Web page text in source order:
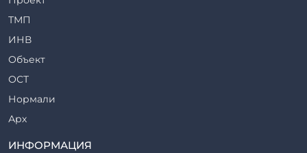
Ригели железобетонные
Сваи железобетонные
Стеновые блоки
Стойки железобетонные
Столбы железобетонные
Закладные детали
Трубы железобетонные
Утяжелители железобетонные
ТМП
ИНВ
Объект
ОСТ
Нормали
Арх
ТР
ИНФОРМАЦИЯ